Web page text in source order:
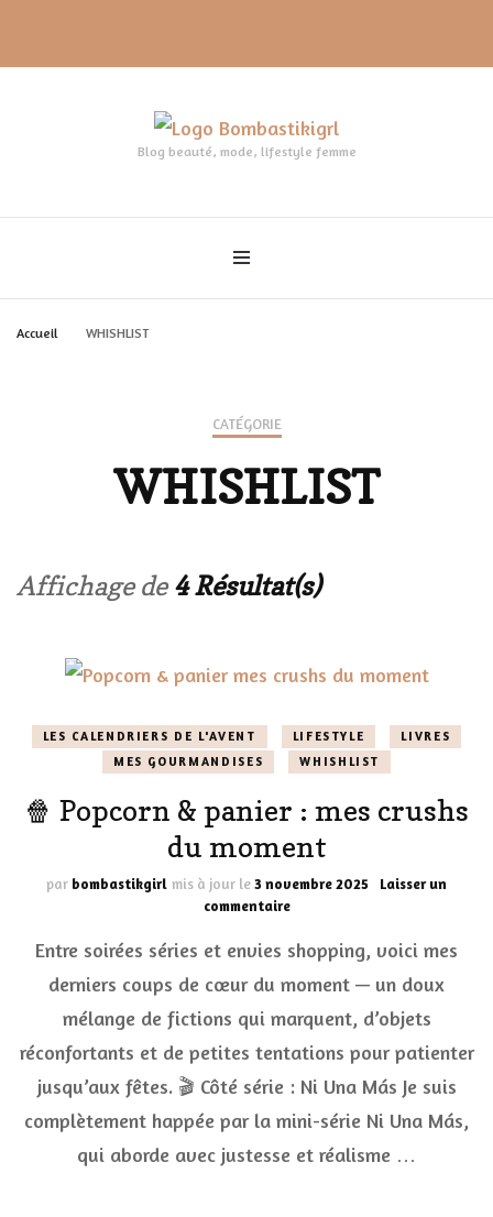
Blog beauté, mode, lifestyle femme
Accueil WHISHLIST
CATÉGORIE
WHISHLIST
Affichage de4 Résultat(s)
LES CALENDRIERS DE L'AVENT LIFESTYLE
LIVRES
MES GOURMANDISES
WHISHLIST
🍿 Popcorn & panier : mes crushs
du moment
par bombastikgirl mis à jour le3 novembre 2025
Laisser un
commentairesur
Popcorn
panier
:
crushs
du
Entre soirées séries et envies shopping, voici mes
derniers coups de cœur du moment — un doux
mélange de fictions qui marquent, d’objets
réconfortants et de petites tentations pour patienter
jusqu’aux fêtes. 🎬 Côté série : Ni Una Más Je suis
complètement happée par la mini-série Ni Una Más,
qui aborde avec justesse et réalisme …